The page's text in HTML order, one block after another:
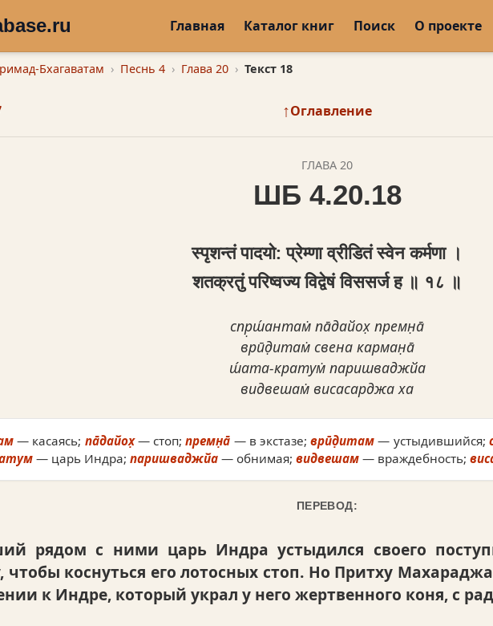
Главная Каталог книг Поиск О проекте
Бхагаватам Песнь 4 Глава 20 Текст 18
↑Оглавление
ГЛАВА 20
ШБ 4.20.18
स्पृशन्तं पादयो: प्रेम्णा व्रीडितं स्वेन कर्मणा ।
शतक्रतुं परिष्वज्य विद्वेषं विससर्ज ह ॥ १८ ॥
спр̣ш́антам̇ па̄дайох̣ премн̣а̄
врӣд̣итам̇ свена карман̣а̄
ш́ата-кратум̇ паришваджйа
видвешам̇ висасарджа ха
— касаясь; па̄дайох̣— стоп;премн̣а̄ — в экстазе;врӣд̣итам — устыдившийся;
— царь Индра; паришваджйа — обнимая; видвешам — враждебность;
ПЕРЕВОД:
рядом с ними царь Индра устыдился своего
чтобы коснуться его лотосных стоп. Но Притху
к Индре, который украл у него жертвенного коня, с